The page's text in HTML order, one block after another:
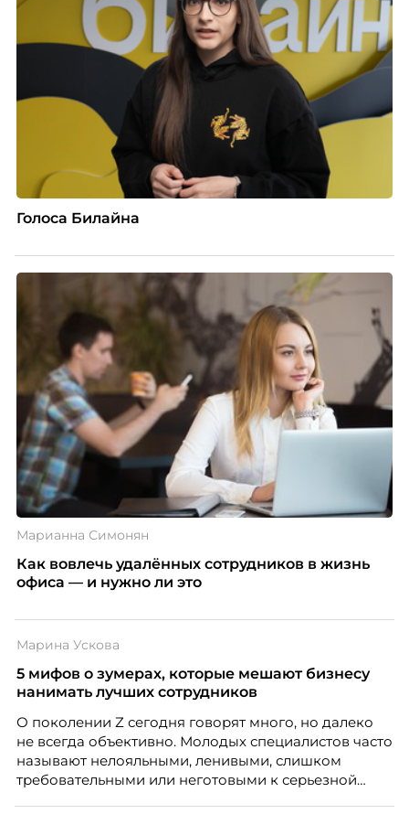
Голоса Билайна
Марианна Симонян
Как вовлечь удалённых сотрудников в жизнь
офиса — и нужно ли это
Марина Ускова
5 мифов о зумерах, которые мешают бизнесу
нанимать лучших сотрудников
О поколении Z сегодня говорят много, но далеко
не всегда объективно. Молодых специалистов часто
называют нелояльными, ленивыми, слишком
требовательными или неготовыми к серьезной